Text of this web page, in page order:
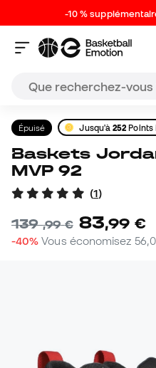
-10 %
Épuisé Jusqu'à252 Points
Baskets Jordan Air Jordan
MVP 92
(1)
139,99 € 83,99 €
-40% Vous économisez